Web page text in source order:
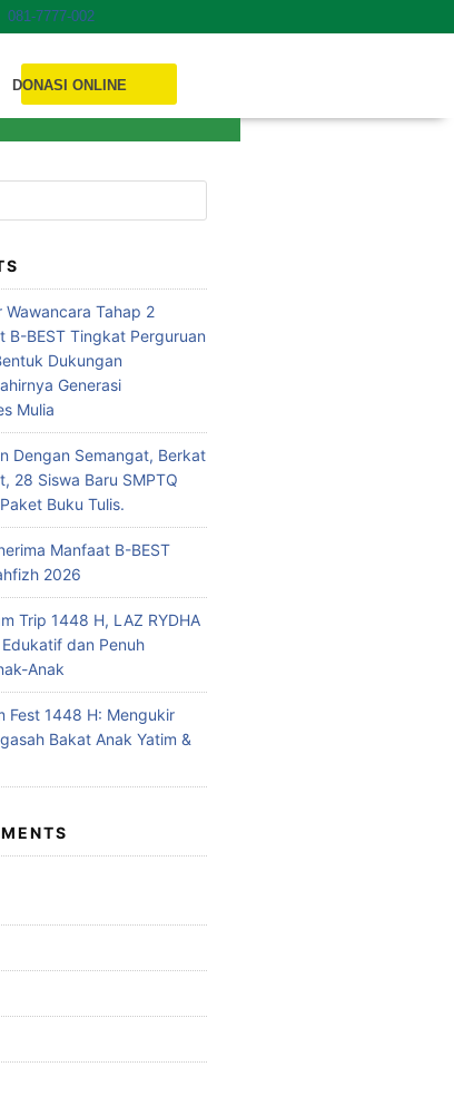
081-7777-002
DONASI ONLINE
Donasi ONLINE
Wawancara Tahap 2
B-BEST Tingkat Perguruan
Dukungan
Generasi
Mulia
Dengan Semangat, Berkat
28 Siswa Baru SMPTQ
Buku Tulis.
Manfaat B-BEST
2026
Trip 1448 H, LAZ RYDHA
dan Penuh
Anak
Fest 1448 H: Mengukir
Bakat Anak Yatim &